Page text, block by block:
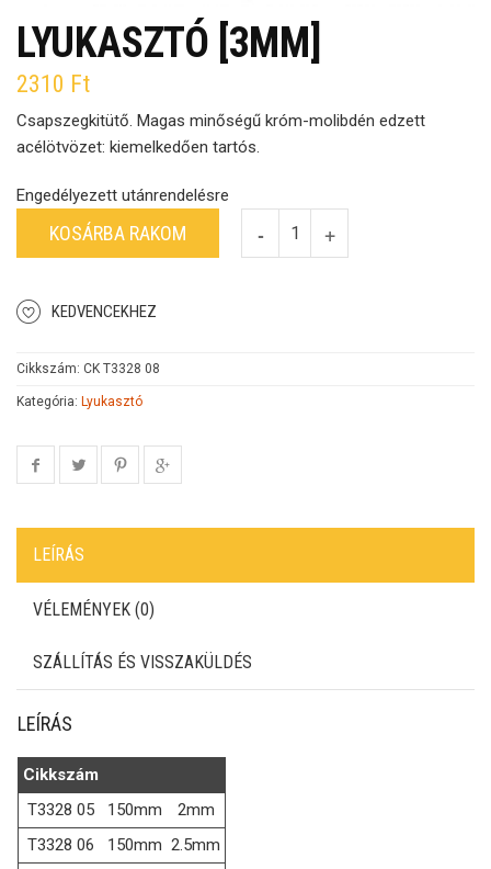
LYUKASZTÓ [3MM]
2310 Ft
Csapszegkitütő. Magas minőségű króm-molibdén edzett
acélötvözet: kiemelkedően tartós.
Engedélyezett utánrendelésre
KOSÁRBA RAKOM
KEDVENCEKHEZ
Cikkszám: CK T3328 08
Kategória: Lyukasztó
LEÍRÁS
VÉLEMÉNYEK (0)
SZÁLLÍTÁS ÉS VISSZAKÜLDÉS
LEÍRÁS
Cikkszám
T3328 05
150mm
2mm
T3328 06
150mm 2.5mm